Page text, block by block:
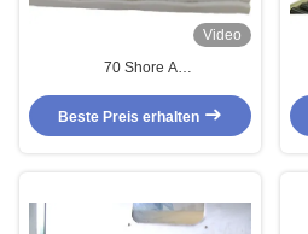
Video
70 Shore A
Beste Preis erhalten